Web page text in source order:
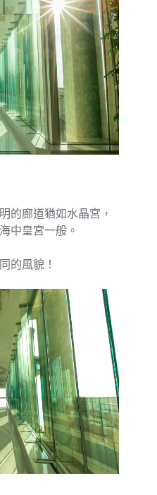
的廊道猶如水晶宮，
中皇宮一般。
的風貌！